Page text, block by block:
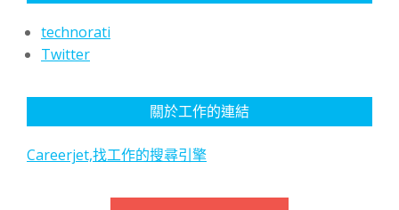
technorati
Twitter
關於工作的連結
Careerjet,找工作的搜尋引擎